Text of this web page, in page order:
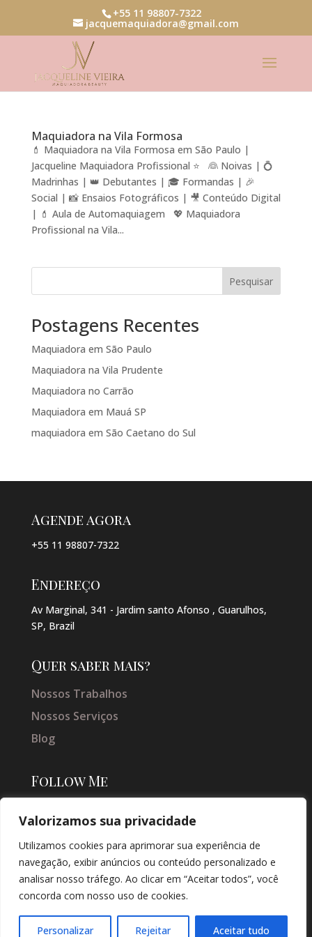
Valorizamos sua privacidade
Utilizamos cookies para aprimorar sua experiência de
navegação, exibir anúncios ou conteúdo personalizado e
analisar nosso tráfego. Ao clicar em “Aceitar todos”, você
concorda com nosso uso de cookies.
Personalizar Rejeitar Aceitar tudo
+55 11 98807-7322
jacquemaquiadora@gmail.com
Maquiadora na Vila Formosa
💄 Maquiadora na Vila Formosa em São Paulo |
Jacqueline Maquiadora Profissional ⭐ 👰 Noivas | 💍
Madrinhas | 👑 Debutantes | 🎓 Formandas | 🎉
Social | 📸 Ensaios Fotográficos | 🎥 Conteúdo Digital
| 💄 Aula de Automaquiagem 💖 Maquiadora
Profissional na Vila...
Pesquisar
Postagens Recentes
Maquiadora em São Paulo
Maquiadora na Vila Prudente
Maquiadora no Carrão
Maquiadora em Mauá SP
maquiadora em São Caetano do Sul
Agende agora
+55 11 98807-7322
Endereço
Av Marginal, 341 - Jardim santo Afonso , Guarulhos,
SP, Brazil
Quer saber mais?
Nossos Trabalhos
Nossos Serviços
Blog
Follow Me
SOLUÇÕES DIGITAIS |
CRIAÇÃO DE SITES